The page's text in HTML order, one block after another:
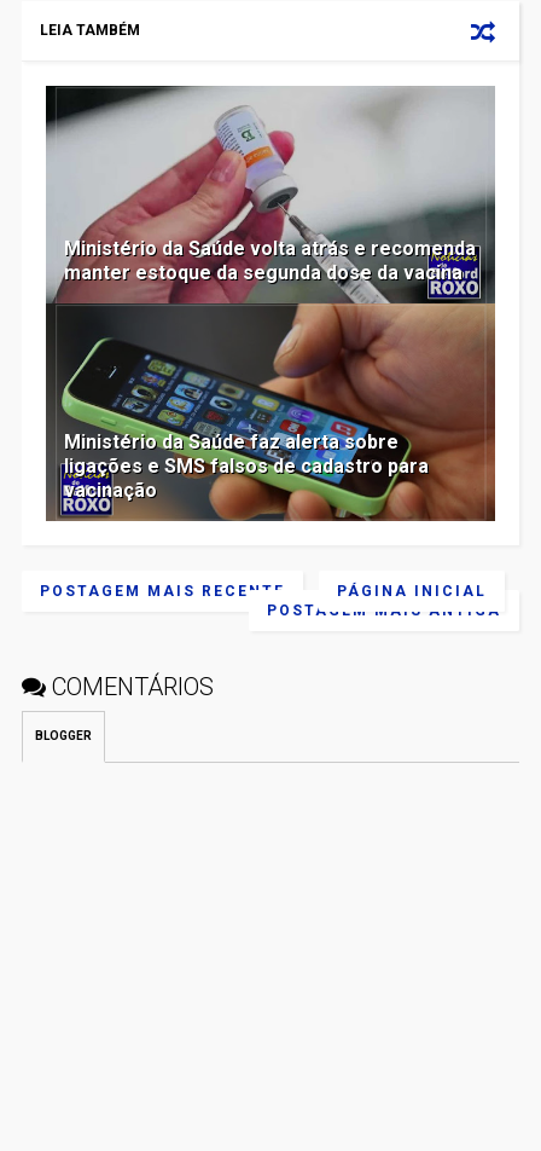
LEIA TAMBÉM
Ministério da Saúde volta atrás e recomenda
manter estoque da segunda dose da vacina
Ministério da Saúde faz alerta sobre
ligações e SMS falsos de cadastro para
vacinação
POSTAGEM MAIS RECENTE
POSTAGEM MAIS ANTIGA
PÁGINA INICIAL
COMENTÁRIOS
BLOGGER